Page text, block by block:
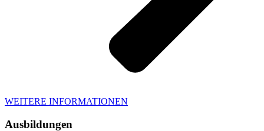
WEITERE INFORMATIONEN
Ausbildungen